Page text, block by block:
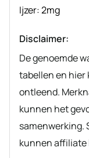
Ijzer:2mg
Disclaimer:
De genoemde waardes zijn gebaseerd op standaard
tabellen en hier
ontleend.
kunnen het
samenwerking.
kunnen affiliate